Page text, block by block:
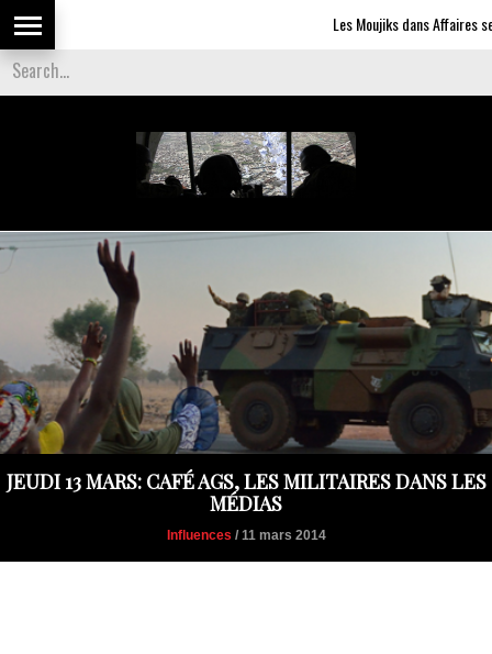
Les Moujiks dans Affaires
JEUDI 13 MARS: CAFÉ AGS, LES MILITAIRES DANS LES
MÉDIAS
Influences / 11 mars 2014